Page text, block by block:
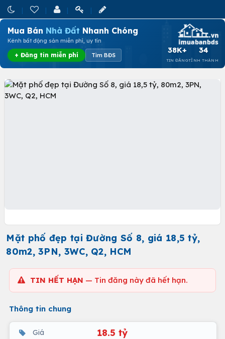
Mua Bán Nhà Đất Nhanh Chóng
Kênh bất động sản miễn phí, uy tín
+ Đăng tin miễn phí Tìm BĐS
38K+
TIN ĐĂNG
34
TỈNH THÀNH
Mặt phố đẹp tại Đường Số 8, giá 18,5 tỷ,
80m2, 3PN, 3WC, Q2, HCM
TIN HẾT HẠN — Tin đăng này đã hết hạn.
Thông tin chung
Giá 18.5 tỷ